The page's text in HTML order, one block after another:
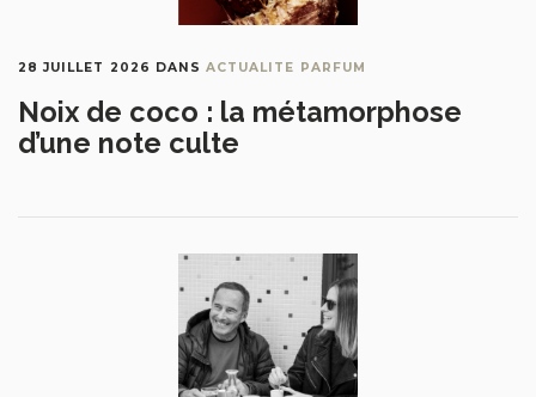
28 JUILLET 2026 DANSACTUALITE PARFUM
Noix de coco : la métamorphose
d’une note culte